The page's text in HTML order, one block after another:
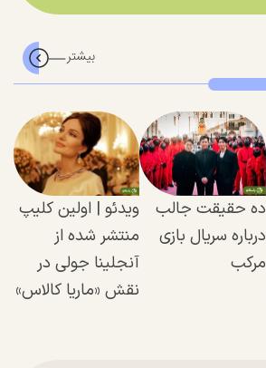
ده حقیقت جالب
درباره سریال بازی
مرکب
ویدئو | اولین کلیپ
منتشر شده از
آنجلینا جولی در
نقش «ماریا کالاس»